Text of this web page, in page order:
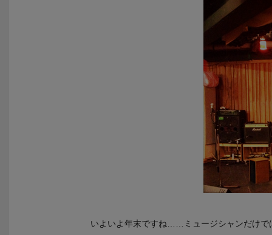
いよいよ年末ですね……ミュージシャンだけで